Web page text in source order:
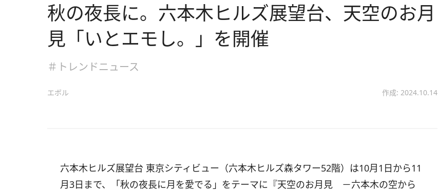
秋の夜長に。六本木ヒルズ展望台、天空のお月
見「いとエモし。」を開催
＃トレンドニュース
エボル 作成: 2024.10.14
六本木ヒルズ展望台 東京シティビュー（六本木ヒルズ森タワー52階）は10月1日から11
月3日まで、「秋の夜長に月を愛でる」をテーマに『天空のお月見 －六本木の空から